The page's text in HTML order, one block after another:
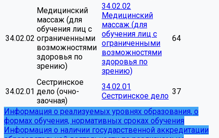
34.02.02
Медицинский
массаж (для
обучения лиц с
ограниченными
возможностями
здоровья по
зрению)
34.02.02
Медицинский
массаж (для
обучения лиц с
ограниченными
возможностями
здоровья по
зрению)
64
34.02.01
Сестринское
дело (очно-
заочная)
34.02.01
Сестринское дело 37
Информация о реализуемых уровнях образования, о
формах обучения, нормативных сроках обучения
Информация о наличии государственной аккредитации